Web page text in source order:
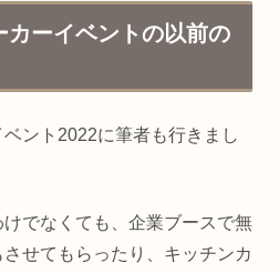
カーイベントの以前の
ント2022に筆者も行きまし
でなくても、企業ブースで無
せてもらったり、キッチンカ